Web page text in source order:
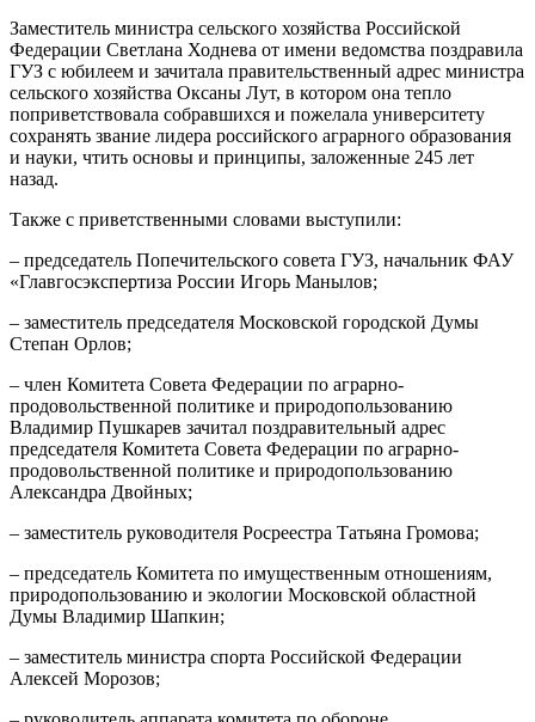
Заместитель министра сельского хозяйства Российской
Федерации Светлана Ходнева от имени ведомства поздравила
ГУЗ с юбилеем и зачитала правительственный адрес министра
сельского хозяйства Оксаны Лут, в котором она тепло
поприветствовала собравшихся и пожелала университету
сохранять звание лидера российского аграрного образования
и науки, чтить основы и принципы, заложенные 245 лет
назад.
Также с приветственными словами выступили:
– председатель Попечительского совета ГУЗ, начальник ФАУ
«Главгосэкспертиза России Игорь Манылов;
– заместитель председателя Московской городской Думы
Степан Орлов;
– член Комитета Совета Федерации по аграрно-
продовольственной политике и природопользованию
Владимир Пушкарев зачитал поздравительный адрес
председателя Комитета Совета Федерации по аграрно-
продовольственной политике и природопользованию
Александра Двойных;
– заместитель руководителя Росреестра Татьяна Громова;
– председатель Комитета по имущественным отношениям,
природопользованию и экологии Московской областной
Думы Владимир Шапкин;
– заместитель министра спорта Российской Федерации
Алексей Морозов;